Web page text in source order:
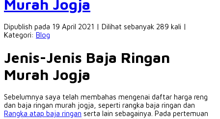
Murah Jogja
Dipublish pada 19 April 2021 | Dilihat sebanyak 289 kali |
Kategori: Blog
Jenis-Jenis Baja Ringan
Murah Jogja
Sebelumnya saya telah membahas mengenai daftar harga reng
dan baja ringan murah jogja, seperti rangka baja ringan dan
Rangka atap baja ringan serta lain sebagainya. Pada pertemuan